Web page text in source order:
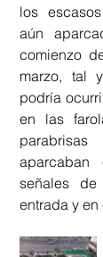
los
aún
comienzo
marzo, tal
podría
en las
señales
entrada y